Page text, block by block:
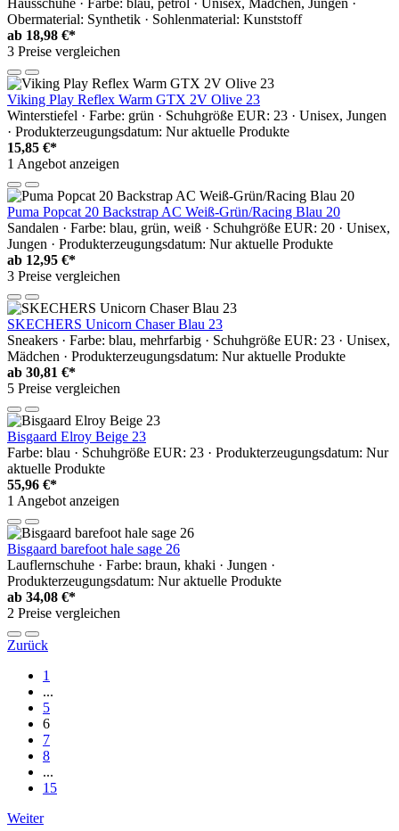
Hausschuhe · Farbe: blau, petrol · Unisex, Mädchen, Jungen ·
Obermaterial: Synthetik · Sohlenmaterial: Kunststoff
ab 18,98 €*
3 Preise vergleichen
Viking Play Reflex Warm GTX 2V Olive 23
Winterstiefel · Farbe: grün · Schuhgröße EUR: 23 · Unisex, Jungen
· Produkterzeugungsdatum: Nur aktuelle Produkte
15,85 €*
1 Angebot anzeigen
Puma Popcat 20 Backstrap AC Weiß-Grün/Racing Blau 20
Sandalen · Farbe: blau, grün, weiß · Schuhgröße EUR: 20 · Unisex,
Jungen · Produkterzeugungsdatum: Nur aktuelle Produkte
ab 12,95 €*
3 Preise vergleichen
SKECHERS Unicorn Chaser Blau 23
Sneakers · Farbe: blau, mehrfarbig · Schuhgröße EUR: 23 · Unisex,
Mädchen · Produkterzeugungsdatum: Nur aktuelle Produkte
ab 30,81 €*
5 Preise vergleichen
Bisgaard Elroy Beige 23
Farbe: blau · Schuhgröße EUR: 23 · Produkterzeugungsdatum: Nur
aktuelle Produkte
55,96 €*
1 Angebot anzeigen
Bisgaard barefoot hale sage 26
Lauflernschuhe · Farbe: braun, khaki · Jungen ·
Produkterzeugungsdatum: Nur aktuelle Produkte
ab 34,08 €*
2 Preise vergleichen
Zurück
1
...
5
6
7
8
...
15
Weiter